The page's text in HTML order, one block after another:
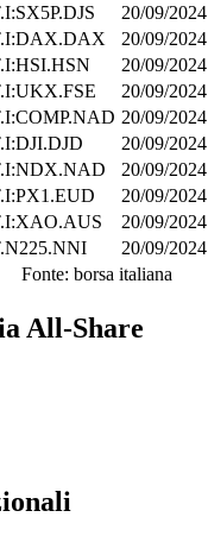
20/09/2024
20/09/2024
20/09/2024
20/09/2024
20/09/2024
20/09/2024
20/09/2024
20/09/2024
20/09/2024
20/09/2024
Fonte: borsa italiana
All-Share